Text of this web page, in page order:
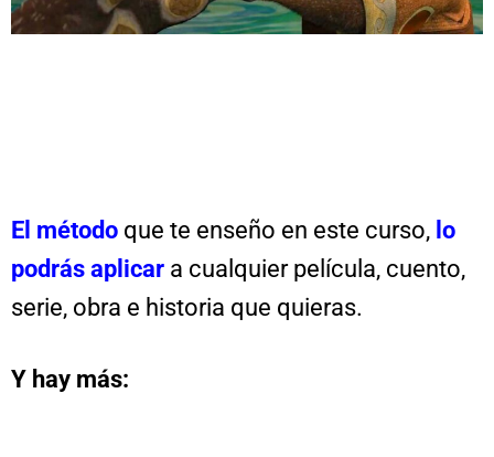
El método que te enseño en este curso, lo
podrás aplicar a cualquier película, cuento,
serie, obra e historia que quieras.
Y hay más: